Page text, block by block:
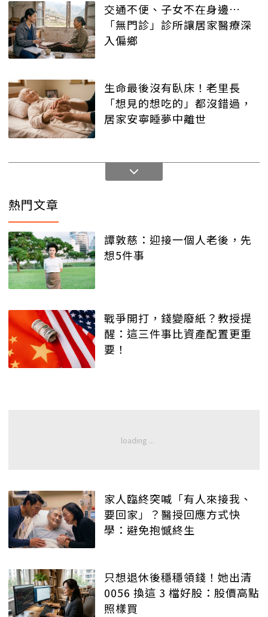
交通不便、子女不在身邊…
「無門診」診所讓居家醫療深
入偏鄉
生命最後沒有臥床！老里長
「想見的想吃的」都沒錯過，
居家安寧睡夢中離世
熱門文章
譚敦慈：迎接一個人老後，先
想5件事
戰爭開打，錢變廢紙？教授提
醒：這三件事比資產配置更重
要！
家人臨終突喊「有人來接我、
要回家」？醫授回應方式快
學：避免抱憾終生
只想退休後穩穩領錢！她出清
0056 換這 3 檔好股：股價高點
照樣買